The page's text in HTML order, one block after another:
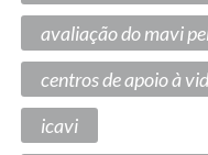
avaliação do mavi
centros de apoio à
icavi